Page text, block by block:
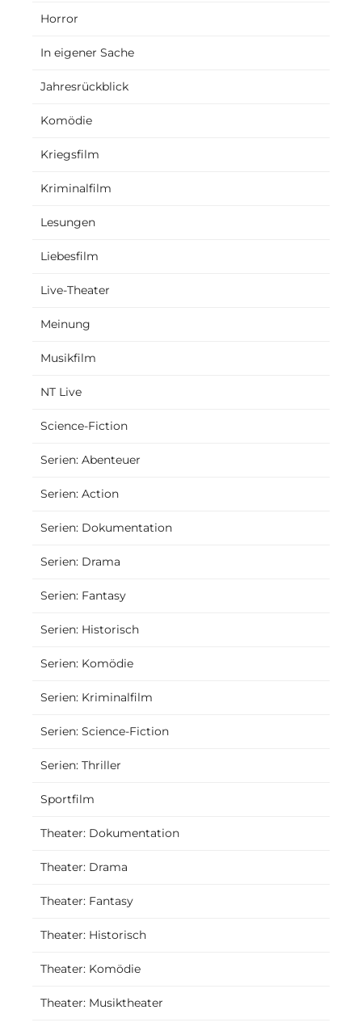
Horror
In eigener Sache
Jahresrückblick
Komödie
Kriegsfilm
Kriminalfilm
Lesungen
Liebesfilm
Live-Theater
Meinung
Musikfilm
NT Live
Science-Fiction
Serien: Abenteuer
Serien: Action
Serien: Dokumentation
Serien: Drama
Serien: Fantasy
Serien: Historisch
Serien: Komödie
Serien: Kriminalfilm
Serien: Science-Fiction
Serien: Thriller
Sportfilm
Theater: Dokumentation
Theater: Drama
Theater: Fantasy
Theater: Historisch
Theater: Komödie
Theater: Musiktheater